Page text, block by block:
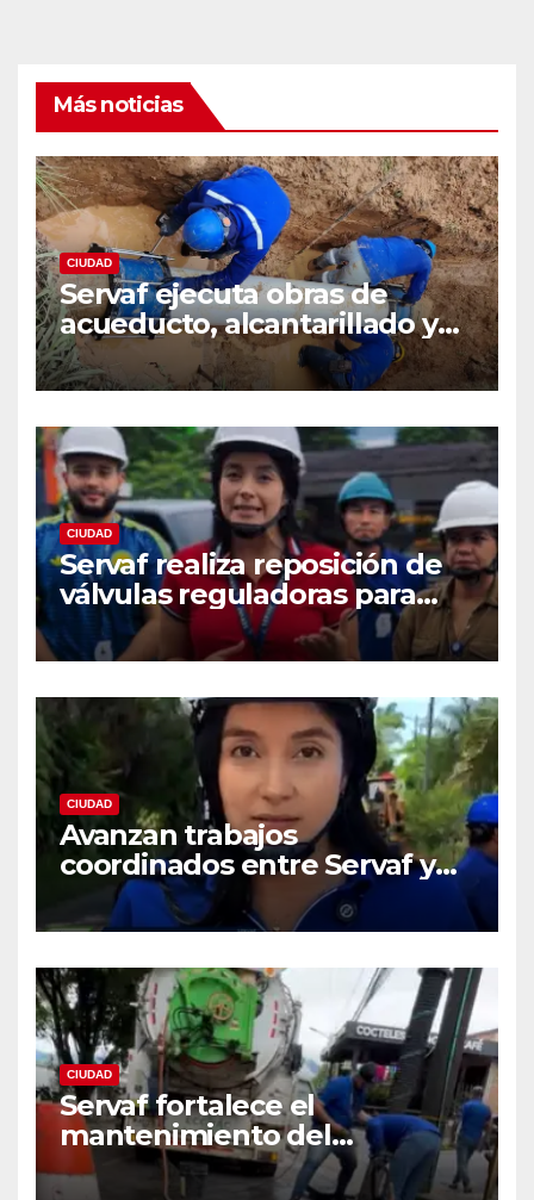
Más noticias
CIUDAD
Servaf ejecuta obras de
acueducto, alcantarillado y
recuperación vial en varios
sectores de Florencia.
CIUDAD
Servaf realiza reposición de
válvulas reguladoras para
fortalecer la red de
acueducto
CIUDAD
Avanzan trabajos
coordinados entre Servaf y
las obras de la doble calzada
en Florencia.
CIUDAD
Servaf fortalece el
mantenimiento del
alcantarillado en Florencia